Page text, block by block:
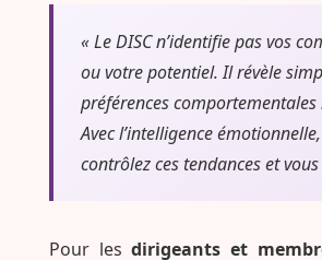
« Le DISC n’identifie pas vos
ou votre potentiel. Il révèle
préférences comportementales
Avec l’intelligence
contrôlez ces tendances et
Pour lesdirigeants et